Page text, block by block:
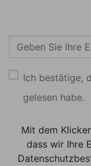
Ich bestätige,
gelesen habe.
Mit dem
dass wir Ihre